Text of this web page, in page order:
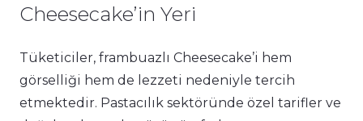
Cheesecake’in Yeri
Tüketiciler, frambuazlı Cheesecake’i hem
görselliği hem de lezzeti nedeniyle tercih
etmektedir. Pastacılık sektöründe özel tarifler ve